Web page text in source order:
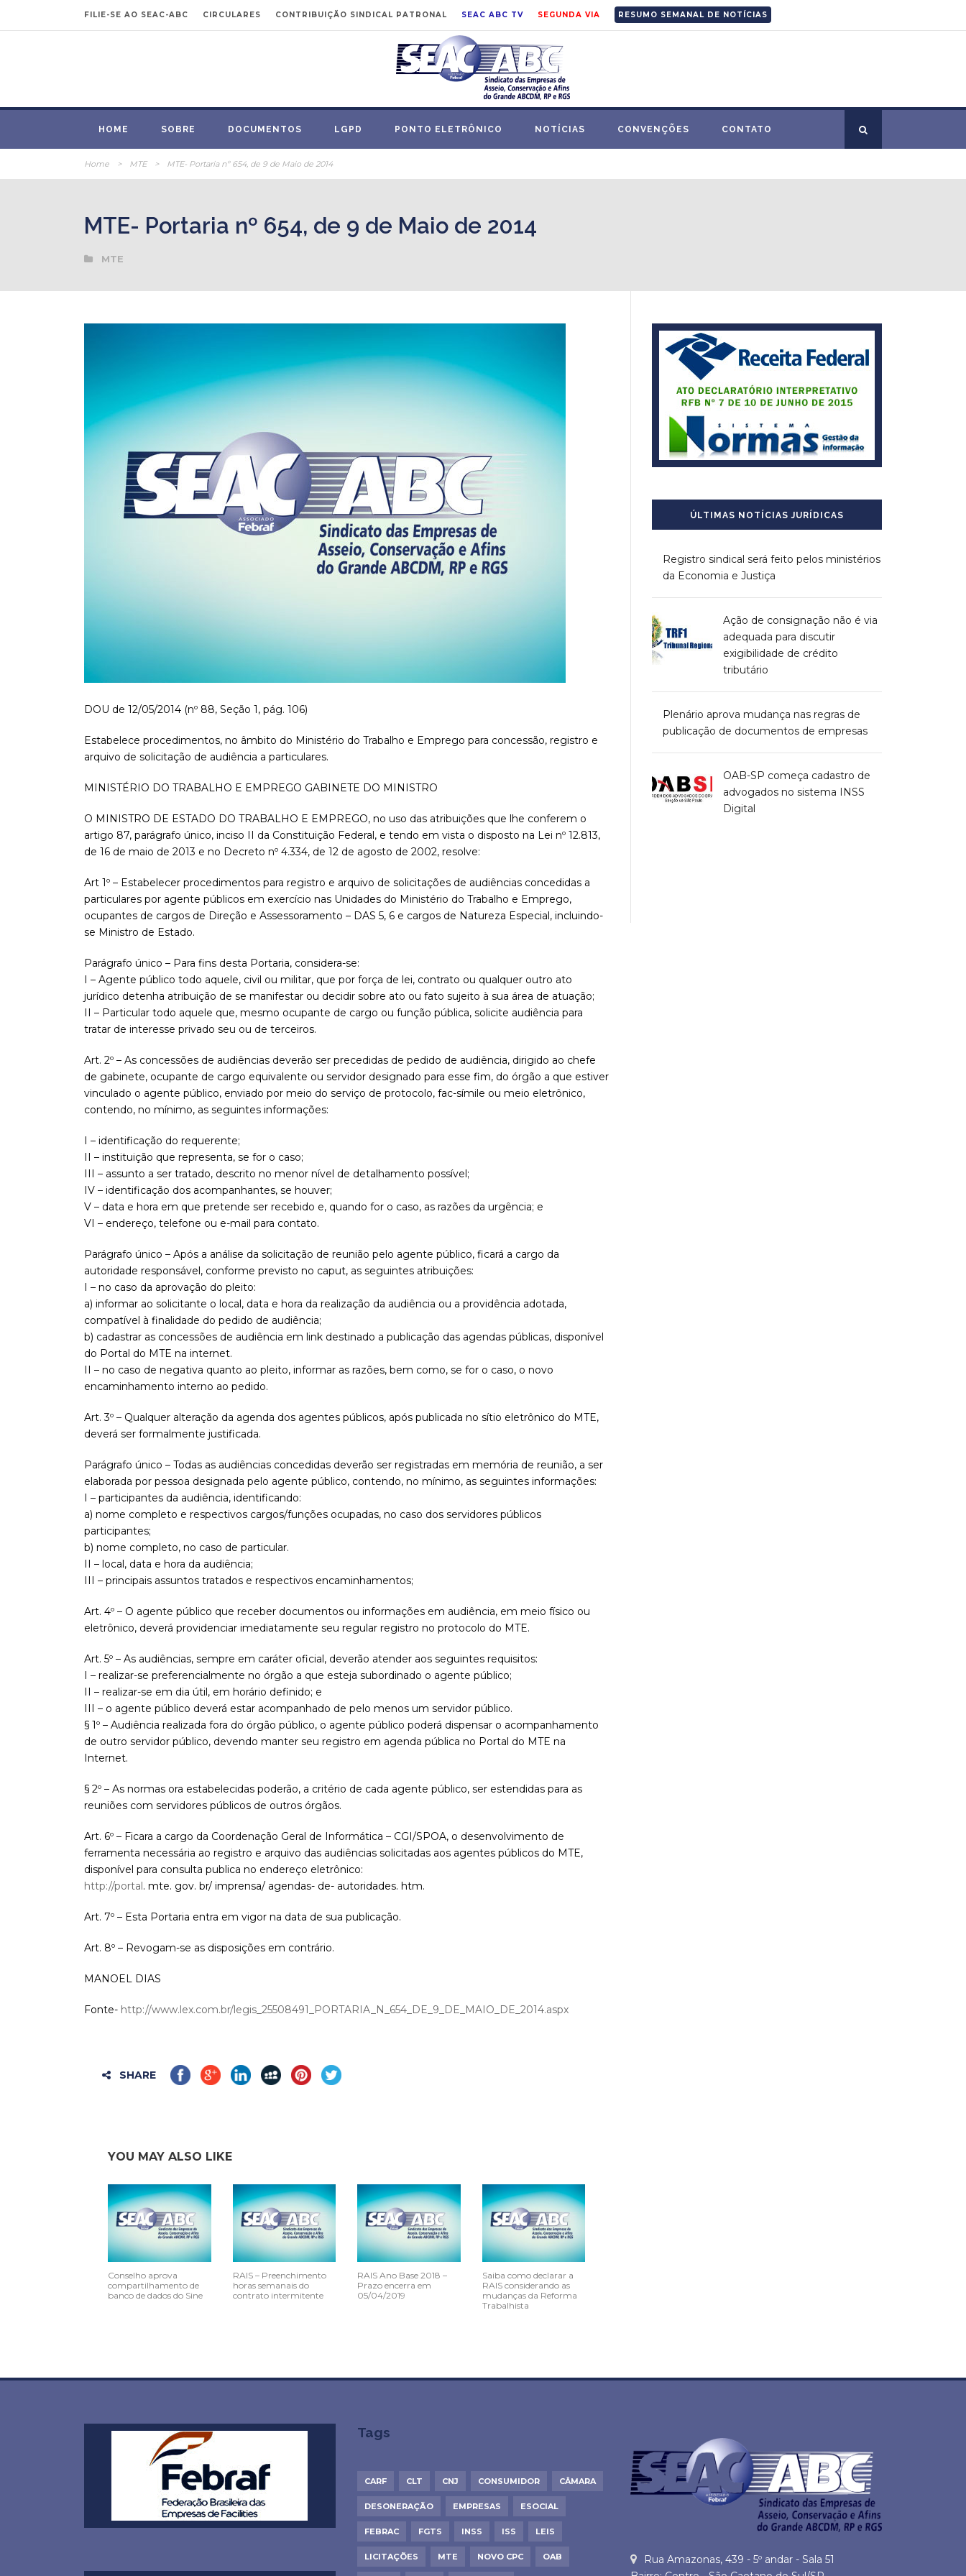
FILIE-SE AO SEAC-ABC CIRCULARES CONTRIBUIÇÃO SINDICAL PATRONAL SEAC ABC TV SEGUNDA VIA RESUMO SEMANAL DE NOTÍCIAS
HOME SOBRE DOCUMENTOS LGPD PONTO ELETRÔNICO NOTÍCIAS CONVENÇÕES CONTATO
Home > MTE > MTE- Portaria nº 654, de 9 de Maio de 2014
MTE- Portaria nº 654, de 9 de Maio de 2014
MTE
DOU de 12/05/2014 (nº 88, Seção 1, pág. 106)
Estabelece procedimentos, no âmbito do Ministério do Trabalho e Emprego para concessão, registro e
arquivo de solicitação de audiência a particulares.
MINISTÉRIO DO TRABALHO E EMPREGO GABINETE DO MINISTRO
O MINISTRO DE ESTADO DO TRABALHO E EMPREGO, no uso das atribuições que lhe conferem o
artigo 87, parágrafo único, inciso II da Constituição Federal, e tendo em vista o disposto na Lei nº 12.813,
de 16 de maio de 2013 e no Decreto nº 4.334, de 12 de agosto de 2002, resolve:
Art 1º – Estabelecer procedimentos para registro e arquivo de solicitações de audiências concedidas a
particulares por agente públicos em exercício nas Unidades do Ministério do Trabalho e Emprego,
ocupantes de cargos de Direção e Assessoramento – DAS 5, 6 e cargos de Natureza Especial, incluindo-
se Ministro de Estado.
Parágrafo único – Para fins desta Portaria, considera-se:
I – Agente público todo aquele, civil ou militar, que por força de lei, contrato ou qualquer outro ato
jurídico detenha atribuição de se manifestar ou decidir sobre ato ou fato sujeito à sua área de atuação;
II – Particular todo aquele que, mesmo ocupante de cargo ou função pública, solicite audiência para
tratar de interesse privado seu ou de terceiros.
Art. 2º – As concessões de audiências deverão ser precedidas de pedido de audiência, dirigido ao chefe
de gabinete, ocupante de cargo equivalente ou servidor designado para esse fim, do órgão a que estiver
vinculado o agente público, enviado por meio do serviço de protocolo, fac-símile ou meio eletrônico,
contendo, no mínimo, as seguintes informações:
I – identificação do requerente;
II – instituição que representa, se for o caso;
III – assunto a ser tratado, descrito no menor nível de detalhamento possível;
IV – identificação dos acompanhantes, se houver;
V – data e hora em que pretende ser recebido e, quando for o caso, as razões da urgência; e
VI – endereço, telefone ou e-mail para contato.
Parágrafo único – Após a análise da solicitação de reunião pelo agente público, ficará a cargo da
autoridade responsável, conforme previsto no caput, as seguintes atribuições:
I – no caso da aprovação do pleito:
a) informar ao solicitante o local, data e hora da realização da audiência ou a providência adotada,
compatível à finalidade do pedido de audiência;
b) cadastrar as concessões de audiência em link destinado a publicação das agendas públicas, disponível
do Portal do MTE na internet.
II – no caso de negativa quanto ao pleito, informar as razões, bem como, se for o caso, o novo
encaminhamento interno ao pedido.
Art. 3º – Qualquer alteração da agenda dos agentes públicos, após publicada no sítio eletrônico do MTE,
deverá ser formalmente justificada.
Parágrafo único – Todas as audiências concedidas deverão ser registradas em memória de reunião, a ser
elaborada por pessoa designada pelo agente público, contendo, no mínimo, as seguintes informações:
I – participantes da audiência, identificando:
a) nome completo e respectivos cargos/funções ocupadas, no caso dos servidores públicos
participantes;
b) nome completo, no caso de particular.
II – local, data e hora da audiência;
III – principais assuntos tratados e respectivos encaminhamentos;
Art. 4º – O agente público que receber documentos ou informações em audiência, em meio físico ou
eletrônico, deverá providenciar imediatamente seu regular registro no protocolo do MTE.
Art. 5º – As audiências, sempre em caráter oficial, deverão atender aos seguintes requisitos:
I – realizar-se preferencialmente no órgão a que esteja subordinado o agente público;
II – realizar-se em dia útil, em horário definido; e
III – o agente público deverá estar acompanhado de pelo menos um servidor público.
§ 1º – Audiência realizada fora do órgão público, o agente público poderá dispensar o acompanhamento
de outro servidor público, devendo manter seu registro em agenda pública no Portal do MTE na
Internet.
§ 2º – As normas ora estabelecidas poderão, a critério de cada agente público, ser estendidas para as
reuniões com servidores públicos de outros órgãos.
Art. 6º – Ficara a cargo da Coordenação Geral de Informática – CGI/SPOA, o desenvolvimento de
ferramenta necessária ao registro e arquivo das audiências solicitadas aos agentes públicos do MTE,
disponível para consulta publica no endereço eletrônico:
http://portal . mte. gov. br/ imprensa/ agendas- de- autoridades. htm.
Art. 7º – Esta Portaria entra em vigor na data de sua publicação.
Art. 8º – Revogam-se as disposições em contrário.
MANOEL DIAS
Fonte- http://www.lex.com.br/legis_25508491_PORTARIA_N_654_DE_9_DE_MAIO_DE_2014.aspx
SHARE
YOU MAY ALSO LIKE
Conselho aprova
compartilhamento de
banco de dados do Sine
RAIS – Preenchimento
horas semanais do
contrato intermitente
RAIS Ano Base 2018 –
Prazo encerra em
05/04/2019
Saiba como declarar a
RAIS considerando as
mudanças da Reforma
Trabalhista
ÚLTIMAS NOTÍCIAS JURÍDICAS
Registro sindical será feito pelos ministérios
da Economia e Justiça
Ação de consignação não é via
adequada para discutir
exigibilidade de crédito
tributário
Plenário aprova mudança nas regras de
publicação de documentos de empresas
OAB-SP começa cadastro de
advogados no sistema INSS
Digital
Tags
CARF CLT CNJ CONSUMIDOR CÂMARA
DESONERAÇÃO EMPRESAS ESOCIAL
FEBRAC FGTS INSS ISS LEIS
LICITAÇÕES MTE NOVO CPC OAB
Rua Amazonas, 439 - 5º andar - Sala 51